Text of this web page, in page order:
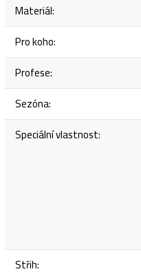
Materiál:
Pro koho:
Profese:
Sezóna:
Speciální vlastnost:
Střih: